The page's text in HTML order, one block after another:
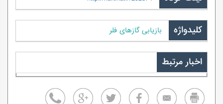
کلیدواژه بازیابی گازهای فلر
اخبار مرتبط